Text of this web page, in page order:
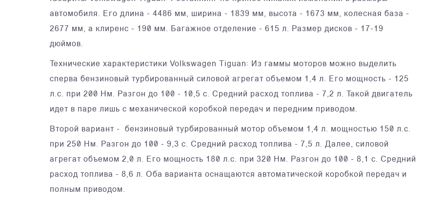
автомобиля. Его длина - 4486 мм, ширина - 1839 мм, высота - 1673 мм, колесная база -
2677 мм, а клиренс - 190 мм. Багажное отделение - 615 л. Размер дисков - 17-19
дюймов.
Технические характеристики Volkswagen Tiguan: Из гаммы моторов можно выделить
сперва бензиновый турбированный силовой агрегат объемом 1,4 л. Его мощность - 125
л.с. при 200 Нм. Разгон до 100 - 10,5 с. Средний расход топлива - 7,2 л. Такой двигатель
идет в паре лишь с механической коробкой передач и передним приводом.
Второй вариант - бензиновый турбированный мотор объемом 1,4 л. мощностью 150 л.с.
при 250 Нм. Разгон до 100 - 9,3 с. Средний расход топлива - 7,5 л. Далее, силовой
агрегат объемом 2,0 л. Его мощность 180 л.с. при 320 Нм. Разгон до 100 - 8,1 с. Средний
расход топлива - 8,6 л. Оба варианта оснащаются автоматической коробкой передач и
полным приводом.